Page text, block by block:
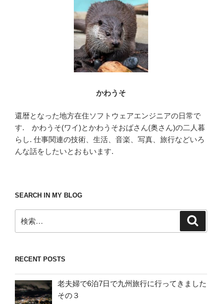
かわうそ
還暦となった地方在住ソフトウェアエンジニアの日常で
す. かわうそ(ワイ)とかわうそおばさん(奥さん)の二人暮
らし. 仕事関連の技術、生活、音楽、写真、旅行などいろ
んな話をしたいとおもいます.
SEARCH IN MY BLOG
索:
RECENT POSTS
老夫婦で6泊7日で九州旅行に行ってきました
その３